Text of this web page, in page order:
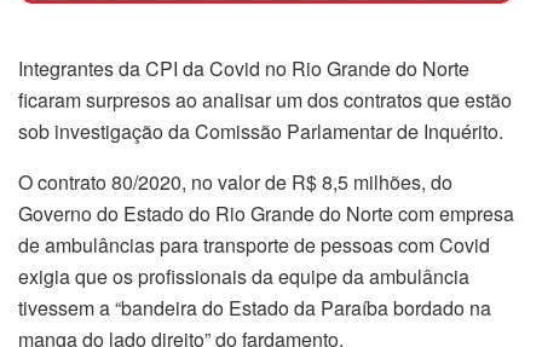
Integrantes da CPI da Covid no Rio Grande do Norte
ficaram surpresos ao analisar um dos contratos que estão
sob investigação da Comissão Parlamentar de Inquérito.
O contrato 80/2020, no valor de R$ 8,5 milhões, do
Governo do Estado do Rio Grande do Norte com empresa
de ambulâncias para transporte de pessoas com Covid
exigia que os profissionais da equipe da ambulância
tivessem a “bandeira do Estado da Paraíba bordado na
manga do lado direito” do fardamento.